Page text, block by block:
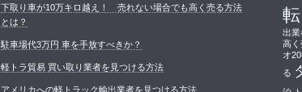
下取り車が10万キロ越え！ 売れない場合でも高く売る方法
とは？
駐車場代3万円 車を手放すべきか？
軽トラ貿易 買い取り業者を見つける方法
アメリカへの軽トラック輸出業者を見つける方法
転
出業
高く
オ
る